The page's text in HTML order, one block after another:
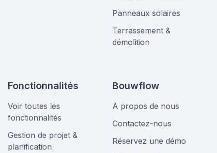
Panneaux solaires
Terrassement &
démolition
Fonctionnalités
Voir toutes les
fonctionnalités
Gestion de projet &
planification
Bouwflow
À propos de nous
Contactez-nous
Réservez une démo